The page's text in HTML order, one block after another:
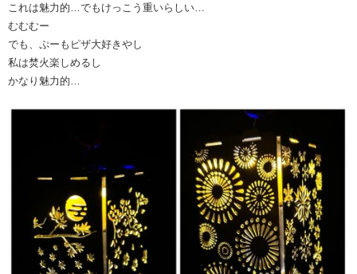
これは魅力的…でもけっこう重いらしい…
むむむー
でも、ぷーもピザ大好きやし
私は焚火楽しめるし
かなり魅力的…